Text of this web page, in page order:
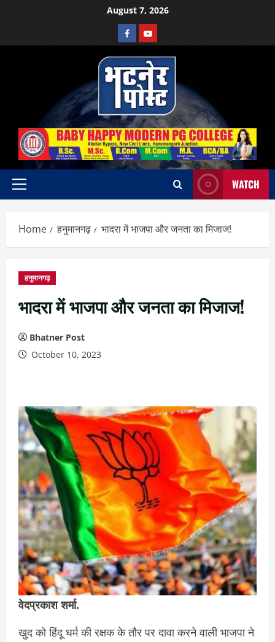
August 7, 2026
Facebook
Youtube
Primary
WATCH
Home हनुमानगढ़ भादरा में भाजपा और जनता का मिजाज!
हनुमानगढ़
भादरा में भाजपा और जनता का मिजाज!
Bhatner Post
October 10, 2023
वेदप्रकाश शर्मा.
खुद को हिंदू धर्म की रक्षक के तौर पर दावा करने वाली भाजपा ने